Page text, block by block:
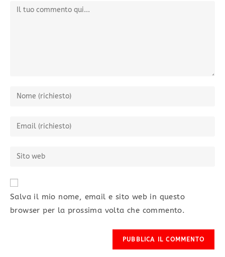
Salva il mio nome, email e sito web in questo
browser per la prossima volta che commento.